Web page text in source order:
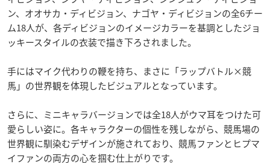
ン、オオサカ・ディビジョン、ナゴヤ・ディビジョンの全6チー
ム18人が、各ディビジョンのイメージカラーを基調としたジョ
ッキースタイルの衣装で描き下ろされました。
手にはマイク代わりの鞭を持ち、まさに「ラップバトル×競
馬」の世界観を体現したビジュアルとなっています。
さらに、ミニキャラバージョンでは全18人がウマ耳をつけた可
愛らしい姿に。各キャラクターの個性を残しながら、競馬場の
世界観に馴染むデザインが施されており、競馬ファンとヒプマ
イファンの両方の心を掴む仕上がりです。